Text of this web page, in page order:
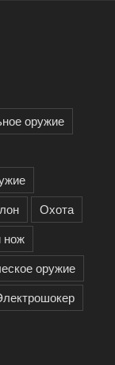
оружие
Охота
нож
оружие